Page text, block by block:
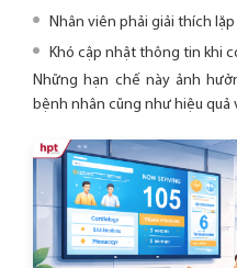
Nhân viên phải giải thích
Khó cập nhật thông tin khi
Những hạn chế này ảnh
bệnh nhân cũng như hiệu quả